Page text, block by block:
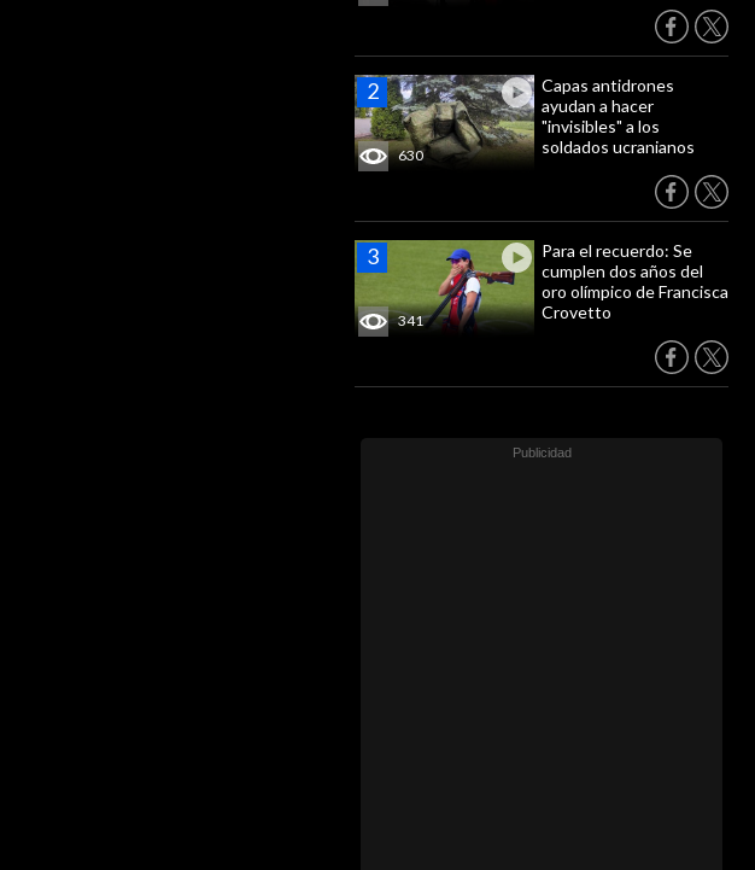
630
Capas antidrones
ayudan a hacer
"invisibles" a los
soldados ucranianos
341
Para el recuerdo: Se
cumplen dos años del
oro olímpico de Francisca
Crovetto